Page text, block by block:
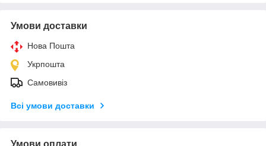
Умови доставки
Нова Пошта
Укрпошта
Самовивіз
Всі умови доставки
Умови оплати